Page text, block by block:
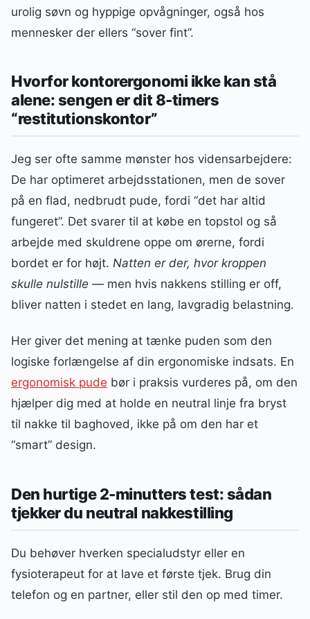
urolig søvn og hyppige opvågninger, også hos
mennesker der ellers “sover fint”.
Hvorfor kontorergonomi ikke kan stå
alene: sengen er dit 8-timers
“restitutionskontor”
Jeg ser ofte samme mønster hos vidensarbejdere:
De har optimeret arbejdsstationen, men de sover
på en flad, nedbrudt pude, fordi “det har altid
fungeret”. Det svarer til at købe en topstol og så
arbejde med skuldrene oppe om ørerne, fordi
bordet er for højt. Natten er der, hvor kroppen
skulle nulstille — men hvis nakkens stilling er off,
bliver natten i stedet en lang, lavgradig belastning.
Her giver det mening at tænke puden som den
logiske forlængelse af din ergonomiske indsats. En
ergonomisk pude bør i praksis vurderes på, om den
hjælper dig med at holde en neutral linje fra bryst
til nakke til baghoved, ikke på om den har et
“smart” design.
Den hurtige 2-minutters test: sådan
tjekker du neutral nakkestilling
Du behøver hverken specialudstyr eller en
fysioterapeut for at lave et første tjek. Brug din
telefon og en partner, eller stil den op med timer.